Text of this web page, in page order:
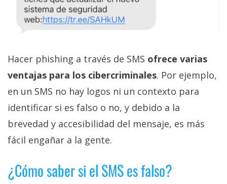
Hacer phishing a través de SMS ofrece varias
ventajas para los cibercriminales. Por ejemplo,
en un SMS no hay logos ni un contexto para
identificar si es falso o no, y debido a la
brevedad y accesibilidad del mensaje, es más
fácil engañar a la gente.
¿Cómo saber si el SMS es falso?